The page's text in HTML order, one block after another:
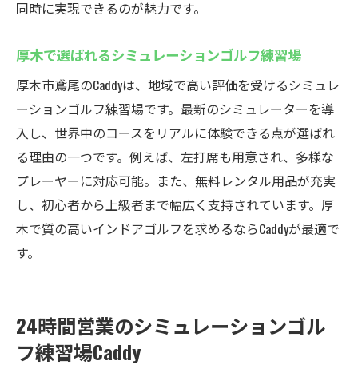
神奈川県厚木市でのインドアゴルフ体験ガイド
インドアゴルフスクール選びのポイントを
Caddyで体験できるゴルフ練習の流れを紹介
予約方法や利用手順をわかりやすくご案内
シミュレーションゴルフの楽しみ方と活用
術
初心者向け無料体験で不安を解消するコツ
厚木で話題のインドアゴルフスクール体験
境
インドアゴルフスクールならではの快適設
同時に実現できるのが魅力です。
厚木で選ばれるシミュレーションゴルフ練習場
厚木市鳶尾のCaddyは、地域で高い評価を受けるシミュレ
ーションゴルフ練習場です。最新のシミュレーターを導
入し、世界中のコースをリアルに体験できる点が選ばれ
る理由の一つです。例えば、左打席も用意され、多様な
プレーヤーに対応可能。また、無料レンタル用品が充実
し、初心者から上級者まで幅広く支持されています。厚
木で質の高いインドアゴルフを求めるならCaddyが最適で
す。
24時間営業のシミュレーションゴル
フ練習場Caddy